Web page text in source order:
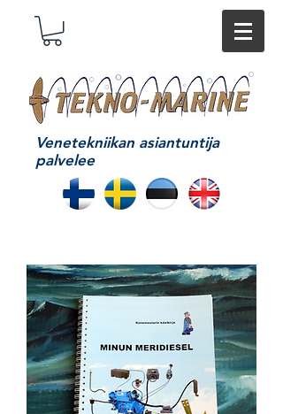
Venetekniikan asiantuntija
palvelee